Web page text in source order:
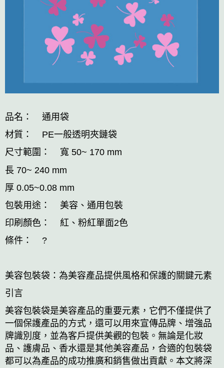
品名： 通用袋
材質： PE一般透明夾鏈袋
尺寸範圍： 寬 50~ 170 mm
長 70~ 240 mm
厚 0.05~0.08 mm
包裝用途： 美容、通用包裝
印刷顏色： 紅、粉紅單面2色
條件： ?
美容包裝袋：為美容產品提供風格和保護的關鍵元素
引言
美容包裝袋是美容產品的重要元素，它們不僅提供了
一個保護產品的方式，還可以用來宣傳品牌、增強品
牌識別度，並為客戶提供美觀的包裝。無論是化妝
品、護膚品、香水還是其他美容產品，合適的包裝袋
都可以為產品的成功推廣和銷售做出貢獻。本文將深